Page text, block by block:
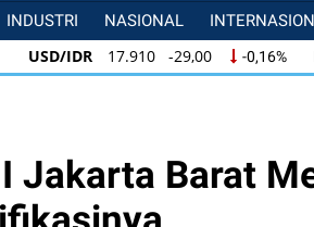
INDUSTRI NASIONAL
USD/IDR 17.910 -29,00 -0,16%
USD/IDR 17.910 -29,00 -0,16%
Jakarta Barat